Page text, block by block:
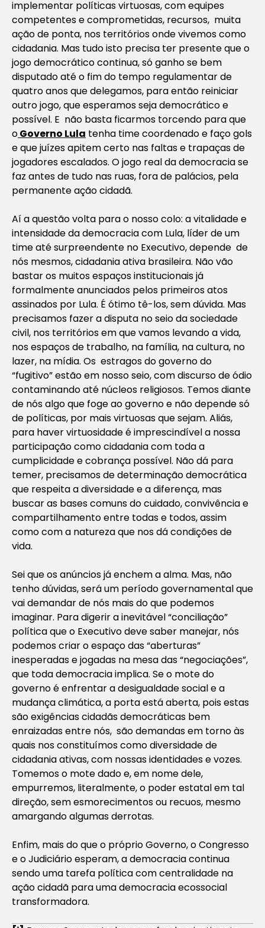
implementar políticas virtuosas, com equipes
competentes e comprometidas, recursos, muita
ação de ponta, nos territórios onde vivemos como
cidadania. Mas tudo isto precisa ter presente que o
jogo democrático continua, só ganho se bem
disputado até o fim do tempo regulamentar de
quatro anos que delegamos, para então reiniciar
outro jogo, que esperamos seja democrático e
possível. E não basta ficarmos torcendo para que
oGoverno Lula tenha time coordenado e faço gols
e que juízes apitem certo nas faltas e trapaças de
jogadores escalados. O jogo real da democracia se
faz antes de tudo nas ruas, fora de palácios, pela
permanente ação cidadã.
Aí a questão volta para o nosso colo: a vitalidade e
intensidade da democracia com Lula, líder de um
time até surpreendente no Executivo, depende de
nós mesmos, cidadania ativa brasileira. Não vão
bastar os muitos espaços institucionais já
formalmente anunciados pelos primeiros atos
assinados por Lula. É ótimo tê-los, sem dúvida. Mas
precisamos fazer a disputa no seio da sociedade
civil, nos territórios em que vamos levando a vida,
nos espaços de trabalho, na família, na cultura, no
lazer, na mídia. Os estragos do governo do
“fugitivo” estão em nosso seio, com discurso de ódio
contaminando até núcleos religiosos. Temos diante
de nós algo que foge ao governo e não depende só
de políticas, por mais virtuosas que sejam. Aliás,
para haver virtuosidade é imprescindível a nossa
participação como cidadania com toda a
cumplicidade e cobrança possível. Não dá para
temer, precisamos de determinação democrática
que respeita a diversidade e a diferença, mas
buscar as bases comuns do cuidado, convivência e
compartilhamento entre todas e todos, assim
como com a natureza que nos dá condições de
vida.
Sei que os anúncios já enchem a alma. Mas, não
tenho dúvidas, será um período governamental que
vai demandar de nós mais do que podemos
imaginar. Para digerir a inevitável “conciliação”
política que o Executivo deve saber manejar, nós
podemos criar o espaço das “aberturas”
inesperadas e jogadas na mesa das “negociações”,
que toda democracia implica. Se o mote do
governo é enfrentar a desigualdade social e a
mudança climática, a porta está aberta, pois estas
são exigências cidadãs democráticas bem
enraizadas entre nós, são demandas em torno às
quais nos constituímos como diversidade de
cidadania ativas, com nossas identidades e vozes.
Tomemos o mote dado e, em nome dele,
empurremos, literalmente, o poder estatal em tal
direção, sem esmorecimentos ou recuos, mesmo
amargando algumas derrotas.
Enfim, mais do que o próprio Governo, o Congresso
e o Judiciário esperam, a democracia continua
sendo uma tarefa política com centralidade na
ação cidadã para uma democracia ecossocial
transformadora.